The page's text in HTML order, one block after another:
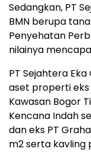
Sedangkan, PT
BMN berupa
Penyehatan
nilainya
PT Sejahtera
aset properti eks
Kawasan Bogor
Kencana Indah
dan eks PT
m2serta kavling